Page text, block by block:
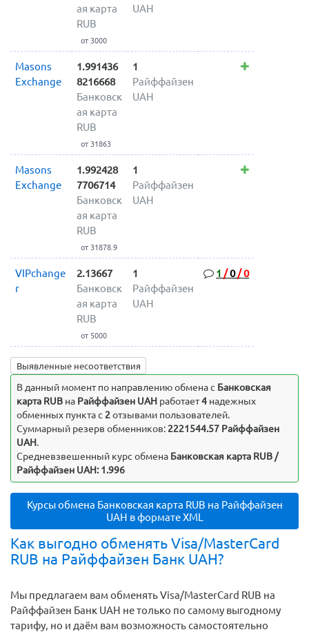
ая карта
RUB
от 3000
UAH
Masons
Exchange
1.991436
8216668
Банковск
ая карта
RUB
от 31863
1
Райффайзен
UAH
Masons
Exchange
1.992428
7706714
Банковск
ая карта
RUB
от 31878.9
1
Райффайзен
UAH
VIPchange
r
2.13667
Банковск
ая карта
RUB
от 5000
1
Райффайзен
UAH
1 /0/0
Выявленные несоответствия
В данный момент по направлению обмена c Банковская
карта RUBна Райффайзен UAH работает4надежных
обменных пункта с 2отзывами пользователей.
Суммарный резерв обменников: 2221544.57 Райффайзен
UAH.
Средневзвешенный курс обмена Банковская карта RUB /
Райффайзен UAH: 1.996
Курсы обмена Банковская карта RUB на Райффайзен
UAH в формате XML
Как выгодно обменять Visa/MasterCard
RUB на Райффайзен Банк UAH?
Мы предлагаем вам обменять Visa/MasterCard RUB на
Райффайзен Банк UAH не только по самому выгодному
тарифу, но и даём вам возможность самостоятельно